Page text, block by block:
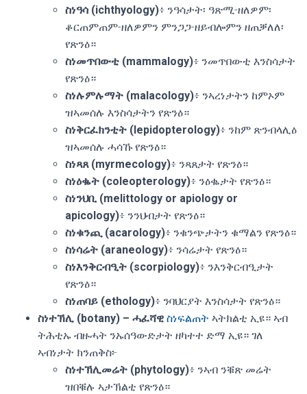
ስነዓሳ (ichthyology)፥ ንዓሳታት፡ ዓጽሚ-ዘለዎም፡
ቆርጠምጠም-ዘለዎምን ምንጋጋ-ዘይብሎምን ዘጠቓለለ፡
የጽንዕ።
ስነመጥበውቲ (mammalogy)፥ ንመጥበውቲ እንስሳታት
የጽንዕ።
ስነሉምሉማት (malacology)፥ ንኣረነታትን ከምኦም
ዝኣመሰሉ እንስሳታትን የጽንዕ።
ስነቅርፈክንቲት (lepidopterology)፥ ንከም ጽንብላሊዕ
ዝኣመሰሉ ሓሳኹ የጽንዕ።
ስነጻጸ (myrmecology)፥ ንጻጸታት የጽንዕ።
ስነዕቈት (coleopterology)፥ ንዕቈታት የጽንዕ።
ስነንህቢ (melittology or apiology or
apicology)፥ ንንህብታት የጽንዕ።
ስነቁንጪ (acarology)፥ ንቁንጭታትን ቁማልን የጽንዕ።
ስነሳሬት (araneology)፥ ንሳሬታት የጽንዕ።
ስነእንቅርብዒት (scorpiology)፥ ንእንቅርብዒታት
የጽንዕ።
ስነጠባይ (ethology)፥ ንባህርያት እንስሳታት የጽንዕ።
ስነተኽሊ (botany) – ሓፈሻዊ ስነፍልጠት ኣትክልቲ ኢዩ። ኣብ
ትሕቲኡ ብዙሓት ንኡሰዓውድታት ዘካተተ ድማ ኢዩ። ገለ
ኣብነታት ክንጠቅስ፦
ስነተኽሊመሬት (phytology)፥ ንኣብ ንቑጽ መሬት
ዝበቑሉ ኣታኽልቲ የጽንዕ።